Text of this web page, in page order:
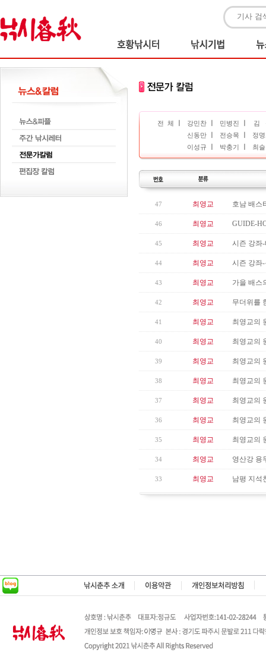
전 체 강민찬 민병진
김
신동만
전승목
정
이성규
박충기 최
47 최영교 호남 배스
46 최영교 GUIDE-
45 최영교 시즌 강좌
44 최영교 시즌 강좌
43 최영교 가을 배스
42 최영교 무더위를
41 최영교 최영교의
40 최영교 최영교의
39 최영교 최영교의
38 최영교 최영교의
37 최영교 최영교의
36 최영교 최영교의
35 최영교 최영교의
34 최영교 영산강 용
33 최영교 남평 지석